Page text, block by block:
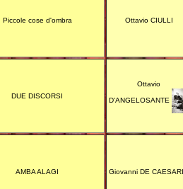
Piccole cose d'ombra Ottavio CIULLI
DUE DISCORSI
Ottavio
D'ANGELOSANTE
AMBA ALAGI Giovanni DE